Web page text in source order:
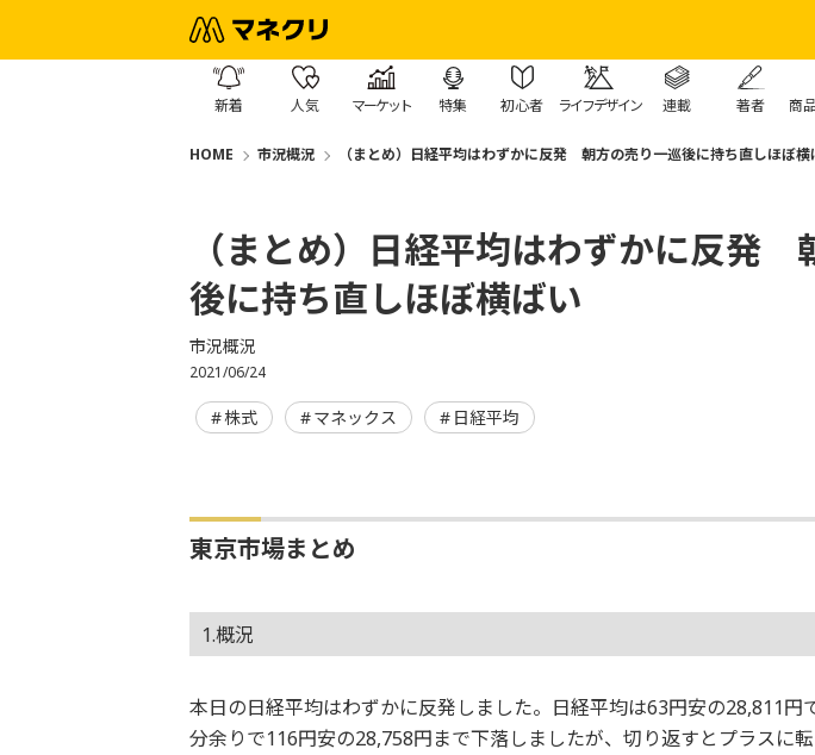
新着 人気 マーケット 特集 初心者 ライフデザイン 連載 著者 商
HOME 市況概況 （まとめ）日経平均はわずかに反発 朝方の売り一巡後に持ち直しほぼ横
（まとめ）日経平均はわずかに反発
後に持ち直しほぼ横ばい
市況概況
2021/06/24
株式 マネックス 日経平均
東京市場まとめ
1.概況
本日の日経平均はわずかに反発しました。日経平均は63円安の28,811円
分余りで116円安の28,758円まで下落しましたが、切り返すとプラスに